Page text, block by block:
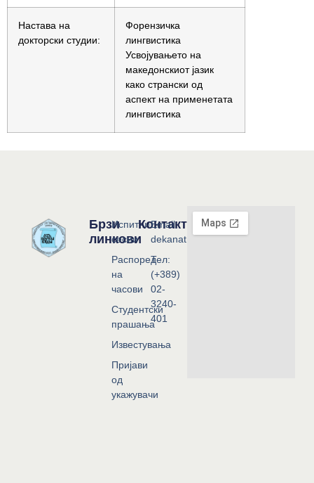
Настава на
докторски студии:
Форензичка
лингвистика
Усвојувањето на
македонскиот јазик
како странски од
аспект на применетата
лингвистика
Брзи
линкови
Испитни
сесии
Распоред
на
часови
Студентски
прашања
Известувања
Пријави
од
укажувачи
Контакт
Email:
dekanat@flf.ukim.edu.mk
Тел:
(+389)
02-
3240-
401